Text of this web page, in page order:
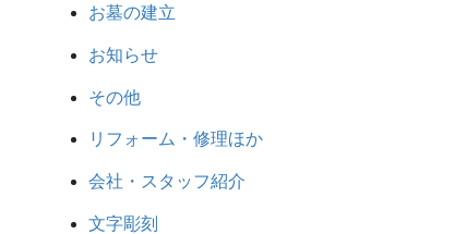
お墓の建立
お知らせ
その他
リフォーム・修理ほか
会社・スタッフ紹介
文字彫刻